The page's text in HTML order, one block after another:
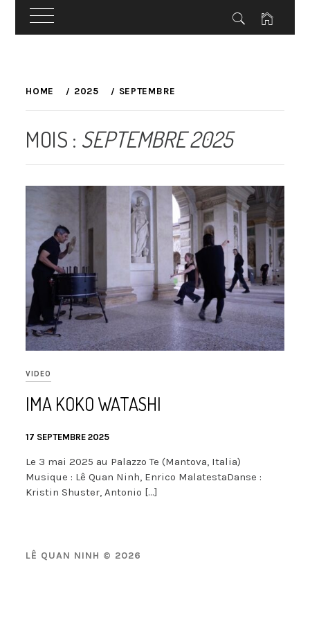
toHOME 2025 SEPTEMBRE
MOIS : SEPTEMBRE 2025
VIDEO
IMA KOKO WATASHI
17 SEPTEMBRE 2025
Le 3 mai 2025 au Palazzo Te (Mantova, Italia)
Musique : Lê Quan Ninh, Enrico MalatestaDanse :
Kristin Shuster, Antonio […]
LÊ QUAN NINH © 2026